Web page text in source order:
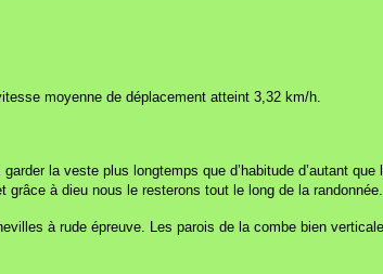
moyenne de déplacement atteint 3,32 km/h.
la veste plus longtemps que d’habitude d’autant
à dieu nous le resterons tout le long de la randonnée.
à rude épreuve. Les parois de la combe bien